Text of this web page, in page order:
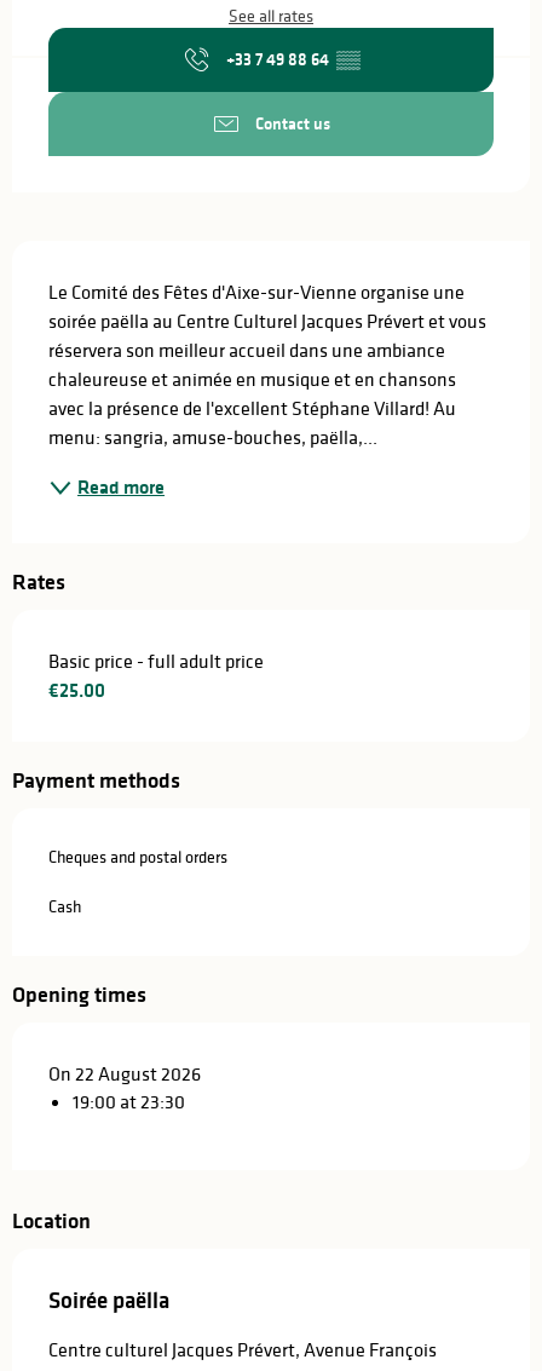
See all rates
+33 7 49 88 64 ▒▒
Contact us
Le Comité des Fêtes d'Aixe-sur-Vienne organise une
soirée paëlla au Centre Culturel Jacques Prévert et vous
réservera son meilleur accueil dans une ambiance
chaleureuse et animée en musique et en chansons
avec la présence de l'excellent Stéphane Villard! Au
menu: sangria, amuse-bouches, paëlla,...
Read more
Rates
Basic price - full adult price
€25.00
Payment methods
Cheques and postal orders
Cash
Opening times
On 22 August 2026
19:00 at 23:30
Location
Soirée paëlla
Centre culturel Jacques Prévert, Avenue François